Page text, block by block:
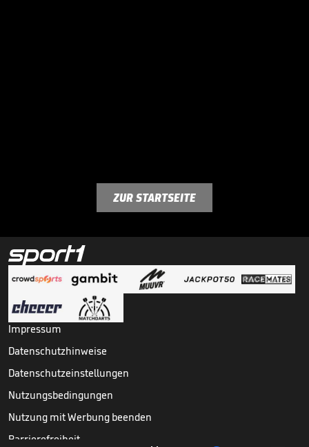
ZUR STARTSEITE
Impressum
Datenschutzhinweise
Datenschutzeinstellungen
Nutzungsbedingungen
Nutzung mit Werbung beenden
Barrierefreiheit